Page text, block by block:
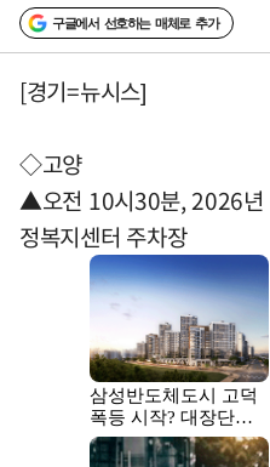
구글에서 선호하는 매체로 추가
[경기=뉴시스]
◇고양
▲오전 10시30분, 2026년
정복지센터 주차장